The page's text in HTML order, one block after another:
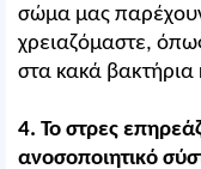
σώμα μας
χρειαζόμαστε,
στα κακά βακτήρια
4. Το στρες
ανοσοποιητικό